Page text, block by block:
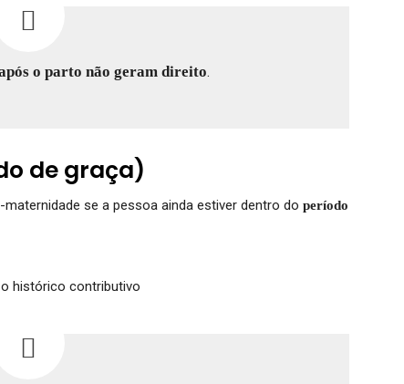
o parto não geram direito.
de graça)
se a pessoa ainda estiver dentro do período
histórico contributivo